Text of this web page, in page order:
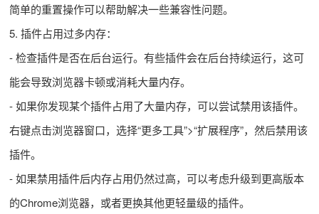
简单的重置操作可以帮助解决一些兼容性问题。
5. 插件占用过多内存：
- 检查插件是否在后台运行。有些插件会在后台持续运行，这可
能会导致浏览器卡顿或消耗大量内存。
- 如果你发现某个插件占用了大量内存，可以尝试禁用该插件。
右键点击浏览器窗口，选择“更多工具”>“扩展程序”，然后禁用该
插件。
- 如果禁用插件后内存占用仍然过高，可以考虑升级到更高版本
的Chrome浏览器，或者更换其他更轻量级的插件。